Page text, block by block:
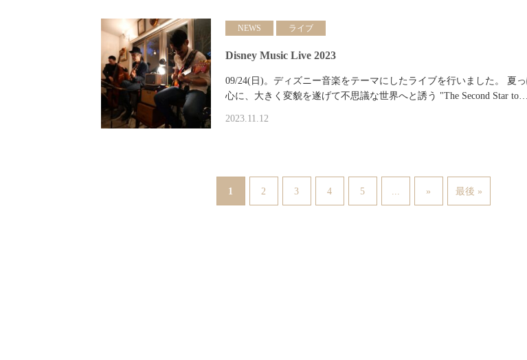
NEWS ライブ
Disney Music Live 2023
09/24(日)。ディズニー音楽をテーマにしたライブを行いました。 夏
心に、大きく変貌を遂げて不思議な世界へと誘う "The Second Star to…
2023.11.12
1 2 3 4 5 ... » 最後 »